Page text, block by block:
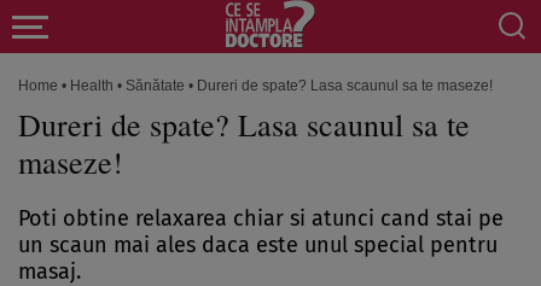
Home • Health • Sănătate • Dureri de spate? Lasa scaunul sa te maseze!
Dureri de spate? Lasa scaunul sa te
maseze!
Poti obtine relaxarea chiar si atunci cand stai pe
un scaun mai ales daca este unul special pentru
masaj.